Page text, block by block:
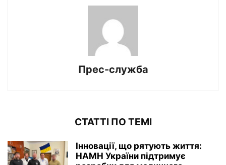
Прес-служба
СТАТТІ ПО ТЕМІ
Інновації, що рятують життя:
НАМН України підтримує